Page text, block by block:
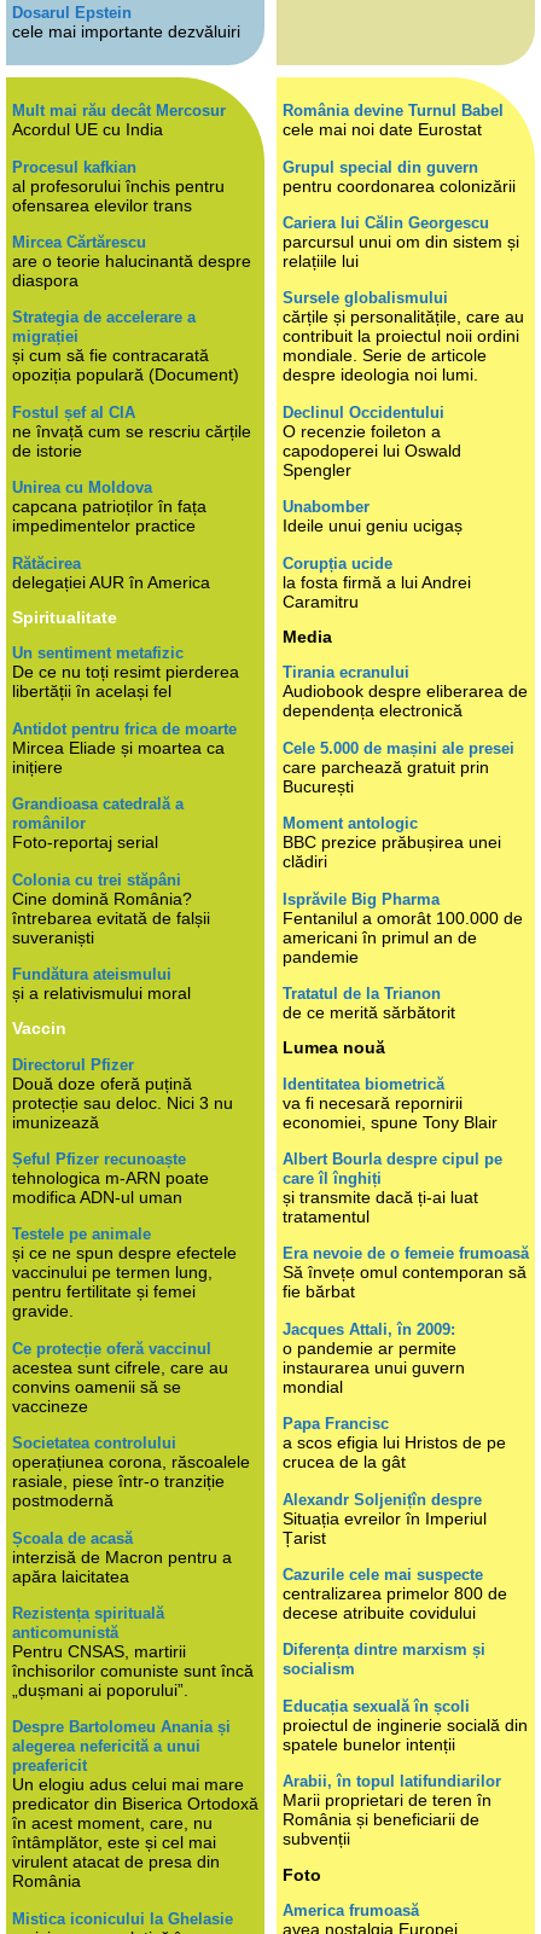
Dosarul Epstein
cele mai importante dezvăluiri
Mult mai rău decât Mercosur
Acordul UE cu India
Procesul kafkian
al profesorului închis pentru
ofensarea elevilor trans
Mircea Cărtărescu
are o teorie halucinantă despre
diaspora
Strategia de accelerare a
migrației
și cum să fie contracarată
opoziția populară (Document)
Fostul șef al CIA
ne învață cum se rescriu cărțile
de istorie
Unirea cu Moldova
capcana patrioților în fața
impedimentelor practice
Rătăcirea
delegației AUR în America
Spiritualitate
Un sentiment metafizic
De ce nu toți resimt pierderea
libertății în același fel
Antidot pentru frica de moarte
Mircea Eliade și moartea ca
inițiere
Grandioasa catedrală a
românilor
Foto-reportaj serial
Colonia cu trei stăpâni
Cine domină România?
întrebarea evitată de falșii
suveraniști
Fundătura ateismului
și a relativismului moral
Vaccin
Directorul Pfizer
Două doze oferă puțină
protecție sau deloc. Nici 3 nu
imunizează
Șeful Pfizer recunoaște
tehnologica m-ARN poate
modifica ADN-ul uman
Testele pe animale
și ce ne spun despre efectele
vaccinului pe termen lung,
pentru fertilitate și femei
gravide.
Ce protecție oferă vaccinul
acestea sunt cifrele, care au
convins oamenii să se
vaccineze
Societatea controlului
operațiunea corona, răscoalele
rasiale, piese într-o tranziție
postmodernă
Școala de acasă
interzisă de Macron pentru a
apăra laicitatea
Rezistența spirituală
anticomunistă
Pentru CNSAS, martirii
închisorilor comuniste sunt încă
„dușmani ai poporului”.
Despre Bartolomeu Anania și
alegerea nefericită a unui
preafericit
Un elogiu adus celui mai mare
predicator din Biserica Ortodoxă
în acest moment, care, nu
întâmplător, este și cel mai
virulent atacat de presa din
România
Mistica iconicului la Ghelasie
România devine Turnul Babel
cele mai noi date Eurostat
Grupul special din guvern
pentru coordonarea colonizării
Cariera lui Călin Georgescu
parcursul unui om din sistem și
relațiile lui
Sursele globalismului
cărțile și personalitățile, care au
contribuit la proiectul noii ordini
mondiale. Serie de articole
despre ideologia noi lumi.
Declinul Occidentului
O recenzie foileton a
capodoperei lui Oswald
Spengler
Unabomber
Ideile unui geniu ucigaș
Corupția ucide
la fosta firmă a lui Andrei
Caramitru
Media
Tirania ecranului
Audiobook despre eliberarea de
dependența electronică
Cele 5.000 de mașini ale presei
care parchează gratuit prin
București
Moment antologic
BBC prezice prăbușirea unei
clădiri
Isprăvile Big Pharma
Fentanilul a omorât 100.000 de
americani în primul an de
pandemie
Tratatul de la Trianon
de ce merită sărbătorit
Lumea nouă
Identitatea biometrică
va fi necesară repornirii
economiei, spune Tony Blair
Albert Bourla despre cipul pe
care îl înghiți
și transmite dacă ți-ai luat
tratamentul
Era nevoie de o femeie frumoasă
Să învețe omul contemporan să
fie bărbat
Jacques Attali, în 2009:
o pandemie ar permite
instaurarea unui guvern
mondial
Papa Francisc
a scos efigia lui Hristos de pe
crucea de la gât
Alexandr Soljenițîn despre
Situația evreilor în Imperiul
Țarist
Cazurile cele mai suspecte
centralizarea primelor 800 de
decese atribuite covidului
Diferența dintre marxism și
socialism
Educația sexuală în școli
proiectul de inginerie socială din
spatele bunelor intenții
Arabii, în topul latifundiarilor
Marii proprietari de teren în
România și beneficiarii de
subvenții
Foto
America frumoasă
avea nostalgia Europei